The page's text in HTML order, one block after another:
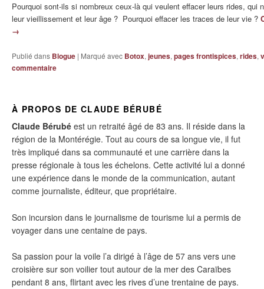
Pourquoi sont-ils si nombreux ceux-là qui veulent effacer leurs rides, qui
leur vieillissement et leur âge ? Pourquoi effacer les traces de leur vie ?
→
Publié dans Blogue | Marqué avec Botox, jeunes, pages frontispices, rides,
commentaire
À PROPOS DE CLAUDE BÉRUBÉ
Claude Bérubé est un retraité âgé de 83 ans. Il réside dans la
région de la Montérégie. Tout au cours de sa longue vie, il fut
très impliqué dans sa communauté et une carrière dans la
presse régionale à tous les échelons. Cette activité lui a donné
une expérience dans le monde de la communication, autant
comme journaliste, éditeur, que propriétaire.
Son incursion dans le journalisme de tourisme lui a permis de
voyager dans une centaine de pays.
Sa passion pour la voile l’a dirigé à l’âge de 57 ans vers une
croisière sur son voilier tout autour de la mer des Caraïbes
pendant 8 ans, flirtant avec les rives d’une trentaine de pays.